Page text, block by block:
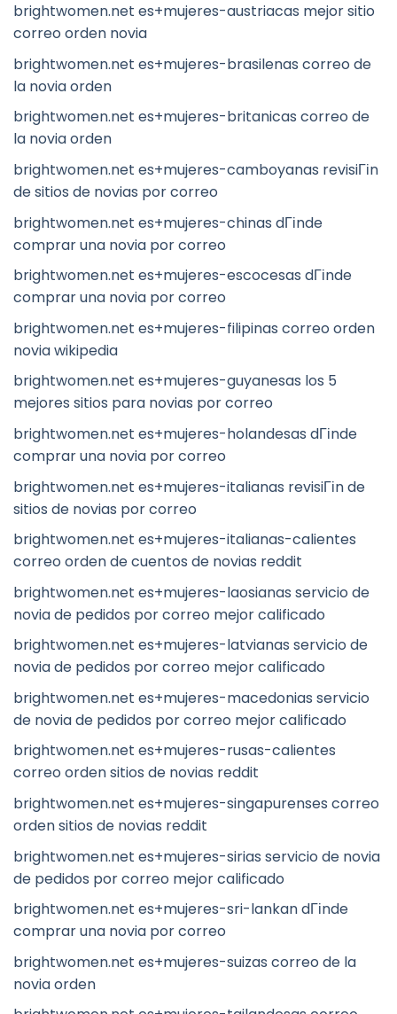
brightwomen.net es+mujeres-austriacas mejor sitio
correo orden novia
brightwomen.net es+mujeres-brasilenas correo de
la novia orden
brightwomen.net es+mujeres-britanicas correo de
la novia orden
brightwomen.net es+mujeres-camboyanas revisiГіn
de sitios de novias por correo
brightwomen.net es+mujeres-chinas dГіnde
comprar una novia por correo
brightwomen.net es+mujeres-escocesas dГіnde
comprar una novia por correo
brightwomen.net es+mujeres-filipinas correo orden
novia wikipedia
brightwomen.net es+mujeres-guyanesas los 5
mejores sitios para novias por correo
brightwomen.net es+mujeres-holandesas dГіnde
comprar una novia por correo
brightwomen.net es+mujeres-italianas revisiГіn de
sitios de novias por correo
brightwomen.net es+mujeres-italianas-calientes
correo orden de cuentos de novias reddit
brightwomen.net es+mujeres-laosianas servicio de
novia de pedidos por correo mejor calificado
brightwomen.net es+mujeres-latvianas servicio de
novia de pedidos por correo mejor calificado
brightwomen.net es+mujeres-macedonias servicio
de novia de pedidos por correo mejor calificado
brightwomen.net es+mujeres-rusas-calientes
correo orden sitios de novias reddit
brightwomen.net es+mujeres-singapurenses correo
orden sitios de novias reddit
brightwomen.net es+mujeres-sirias servicio de novia
de pedidos por correo mejor calificado
brightwomen.net es+mujeres-sri-lankan dГіnde
comprar una novia por correo
brightwomen.net es+mujeres-suizas correo de la
novia orden